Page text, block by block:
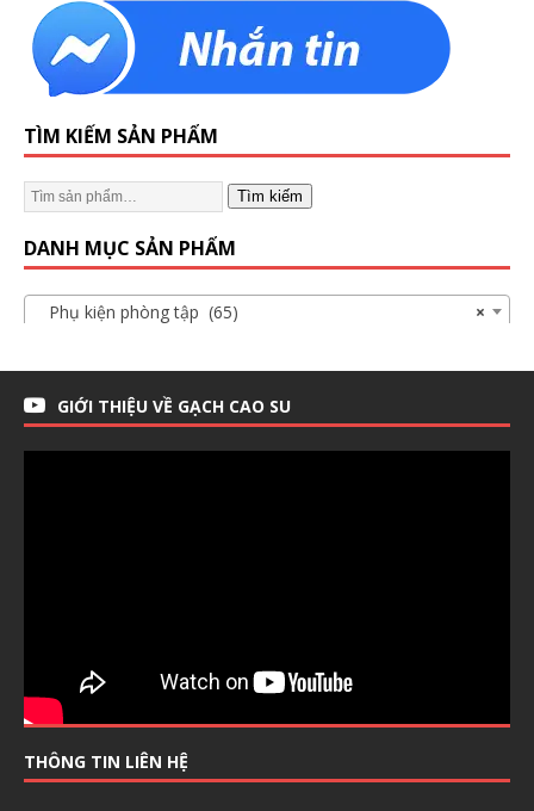
TÌM KIẾM SẢN PHẨM
Tìm kiếm
DANH MỤC SẢN PHẨM
×
Phụ kiện phòng tập (65)
GIỚI THIỆU VỀ GẠCH CAO SU
THÔNG TIN LIÊN HỆ